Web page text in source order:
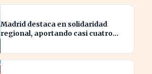
Madrid destaca en solidaridad
regional, aportando casi cuatro